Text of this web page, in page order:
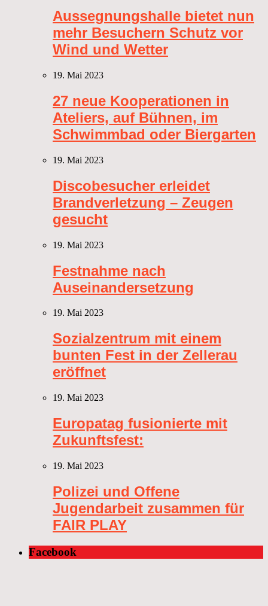
Aussegnungshalle bietet nun
mehr Besuchern Schutz vor
Wind und Wetter
19. Mai 2023
27 neue Kooperationen in
Ateliers, auf Bühnen, im
Schwimmbad oder Biergarten
19. Mai 2023
Discobesucher erleidet
Brandverletzung – Zeugen
gesucht
19. Mai 2023
Festnahme nach
Auseinandersetzung
19. Mai 2023
Sozialzentrum mit einem
bunten Fest in der Zellerau
eröffnet
19. Mai 2023
Europatag fusionierte mit
Zukunftsfest:
19. Mai 2023
Polizei und Offene
Jugendarbeit zusammen für
FAIR PLAY
Facebook